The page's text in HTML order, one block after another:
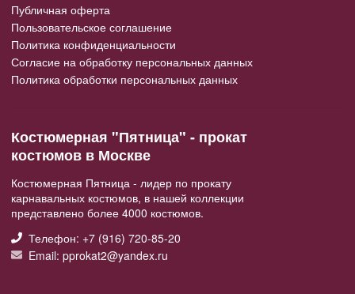
Публичная оферта
Пользовательское соглашение
Политика конфиденциальности
Согласие на обработку персональных данных
Политика обработки персональных данных
Костюмерная "Пятница" - прокат
костюмов в Москве
Костюмерная Пятница - лидер по прокату
карнавальных костюмов, в нашей коллекции
представлено более 4000 костюмов.
Телефон: +7 (916) 720-85-20
Email: pprokat2@yandex.ru